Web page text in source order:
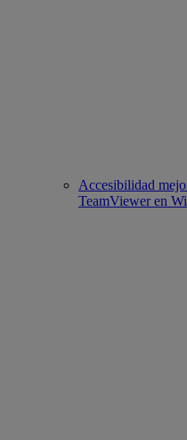
Accesibilidad
TeamViewer en